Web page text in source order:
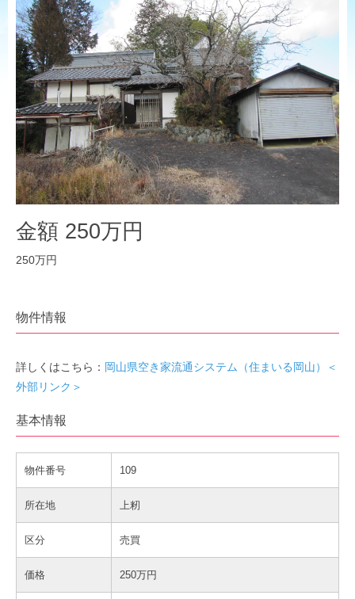
金額 250万円
250万円
物件情報
詳しくはこちら： 岡山県空き家流通システム（住まいる岡山）＜
外部リンク＞
基本情報
物件番号 109
所在地 上籾
区分 売買
価格 250万円